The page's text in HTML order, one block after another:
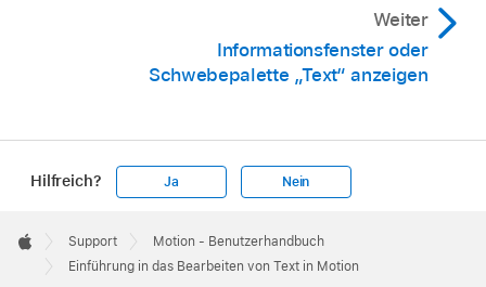
Weiter
Informationsfenster oder
Schwebepalette „Text“ anzeigen
Hilfreich? Ja Nein
Footer

Apple
Support
Motion - Benutzerhandbuch
Einführung in das Bearbeiten von Text in Motion